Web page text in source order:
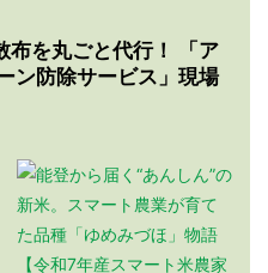
布を丸ごと代行！ 「ア
ン防除サービス」現場